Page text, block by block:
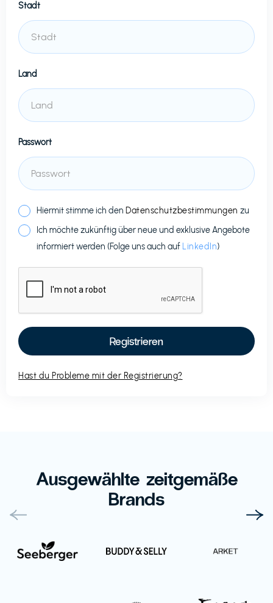
Stadt
Land
Passwort
Hiermit stimme ich den Datenschutzbestimmungen zu
Ich möchte zukünftig über neue und exklusive Angebote
informiert werden (Folge uns auch auf LinkedIn)
Hast du Probleme mit der Registrierung?
Ausgewählte zeitgemäße
Brands